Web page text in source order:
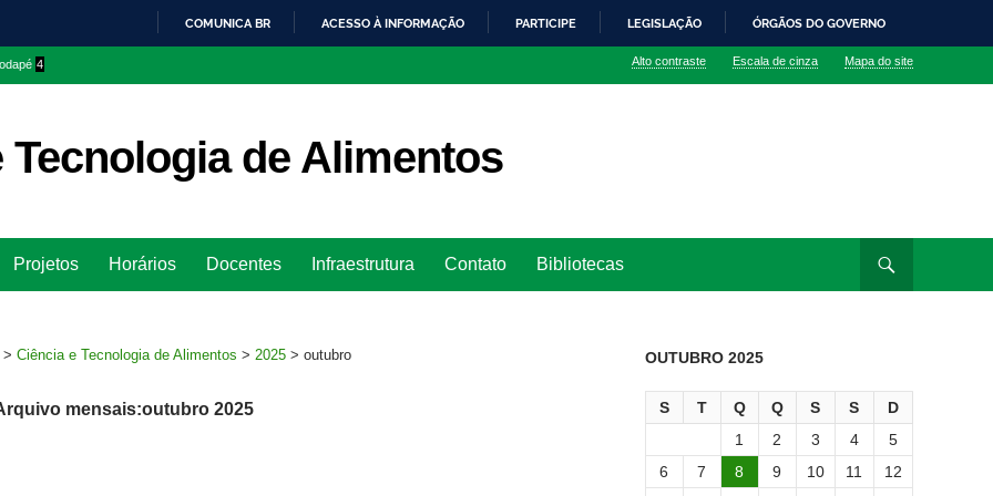
O
COMUNICA BR ACESSO À INFORMAÇÃO PARTICIPE LEGISLAÇÃO ÓRGÃOS DO GOVERNO
4 Alto contraste Escala de cinza Mapa do site
Tecnologia de Alimentos
para
Projetos Horários Docentes Infraestrutura Contato Bibliotecas
> Ciência e Tecnologia de Alimentos > 2025 > outubro
mensais:outubro 2025
OUTUBRO 2025
S T Q Q S S
D
1
2 3 4
5
6
7 8 9 10 11
12